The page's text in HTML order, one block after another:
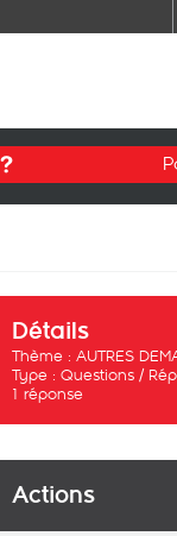
Détails
Thème : AUTRES
Type : Questions /
1 réponse
Actions